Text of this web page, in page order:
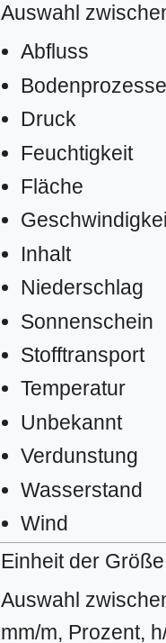
Auswahl
Abfluss
Bodenprozesse
Druck
Feuchtigkeit
Fläche
Inhalt
Niederschlag
Sonnenschein
Stofftransport
Temperatur
Unbekannt
Verdunstung
Wasserstand
Wind
Einheit der
Auswahl
mm/m, Prozent,